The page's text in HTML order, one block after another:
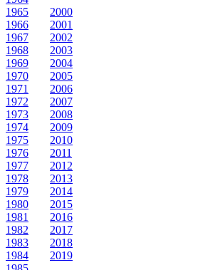
1965
1966
1967
1968
1969
1970
1971
1972
1973
1974
1975
1976
1977
1978
1979
1980
1981
1982
1983
1984
2000
2001
2002
2003
2004
2005
2006
2007
2008
2009
2010
2011
2012
2013
2014
2015
2016
2017
2018
2019